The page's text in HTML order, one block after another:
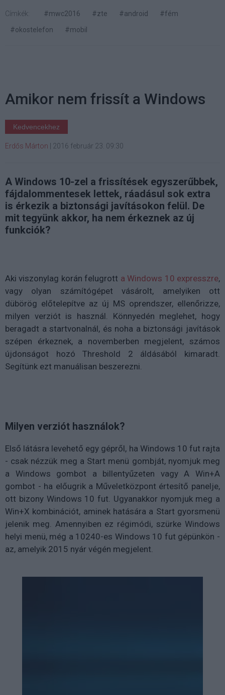
Címkék: #mwc2016 #zte #android
#fém
#okostelefon
#mobil
Amikor nem frissít a Windows
Kedvencekhez
Erdős Márton 2016 február 23. 09:30
A Windows 10-zel a frissítések egyszerűbbek,
fájdalommentesek lettek, ráadásul sok extra
is érkezik a biztonsági javításokon felül. De
mit tegyünk akkor, ha nem érkeznek az új
funkciók?
Aki viszonylag korán felugrott a Windows 10 expresszre,
vagy olyan számítógépet vásárolt, amelyiken ott
dübörög előtelepítve az új MS oprendszer, ellenőrizze,
milyen verziót is használ. Könnyedén meglehet, hogy
beragadt a startvonalnál, és noha a biztonsági javítások
szépen érkeznek, a novemberben megjelent, számos
újdonságot hozó Threshold 2 áldásából kimaradt.
Segítünk ezt manuálisan beszerezni.
Milyen verziót használok?
Első látásra levehető egy gépről, ha Windows 10 fut rajta
- csak nézzük meg a Start menü gombját, nyomjuk meg
a Windows gombot a billentyűzeten vagy A Win+A
gombot - ha előugrik a Műveletközpont értesítő panelje,
ott bizony Windows 10 fut. Ugyanakkor nyomjuk meg a
Win+X kombinációt, aminek hatására a Start gyorsmenü
jelenik meg. Amennyiben ez régimódi, szürke Windows
helyi menü, még a 10240-es Windows 10 fut gépünkön -
az, amelyik 2015 nyár végén megjelent.